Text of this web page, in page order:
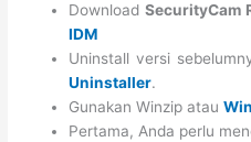
Download SecurityCam
IDM
Uninstall versi
Uninstaller.
Gunakan Winzip atau
Pertama, Anda perlu